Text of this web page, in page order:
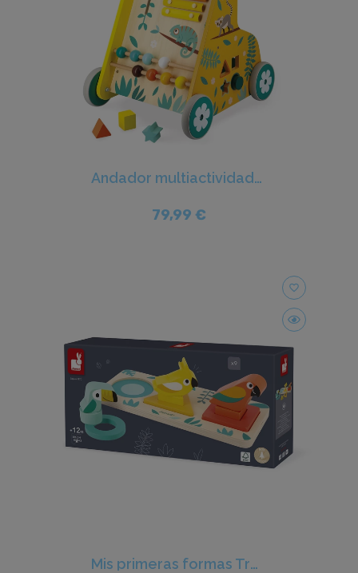
Andador multiactividades Tropik - Janod
79,99 €
favorite_border
Mis primeras formas Tropik - Janod